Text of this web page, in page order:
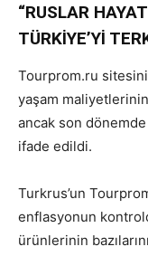
“RUSLAR
TÜRKİYE’Yİ
Tourprom.ru
yaşam
ancak son
ifade edildi.
Turkrus’un
enflasyonun
ürünlerinin